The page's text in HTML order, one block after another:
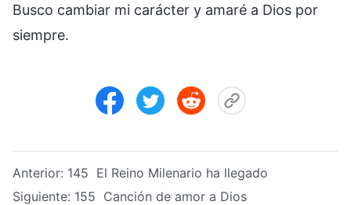
Busco cambiar mi carácter y amaré a Dios por
siempre.
Anterior: 145 El Reino Milenario ha llegado
Siguiente: 155 Canción de amor a Dios